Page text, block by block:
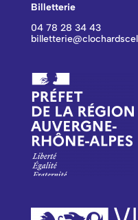
Billetterie
04 78 28 34 43